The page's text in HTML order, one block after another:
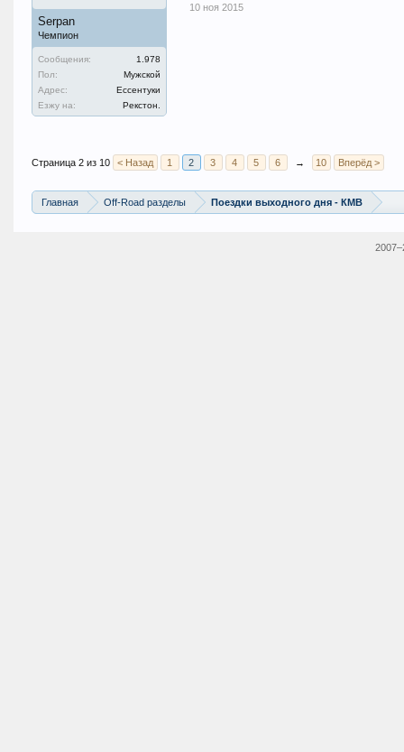
Serpan
Чемпион
Сообщения:
1.978
Пол:
Мужской
Адрес:
Ессентуки
Езжу на:
Рекстон.
10 ноя 2015
Страница 2 из 10 < Назад 1 2 3 4 5 6 → 10 Вперёд >
Главная Off-Road разделы Поездки выходного дня - КМВ
2007–